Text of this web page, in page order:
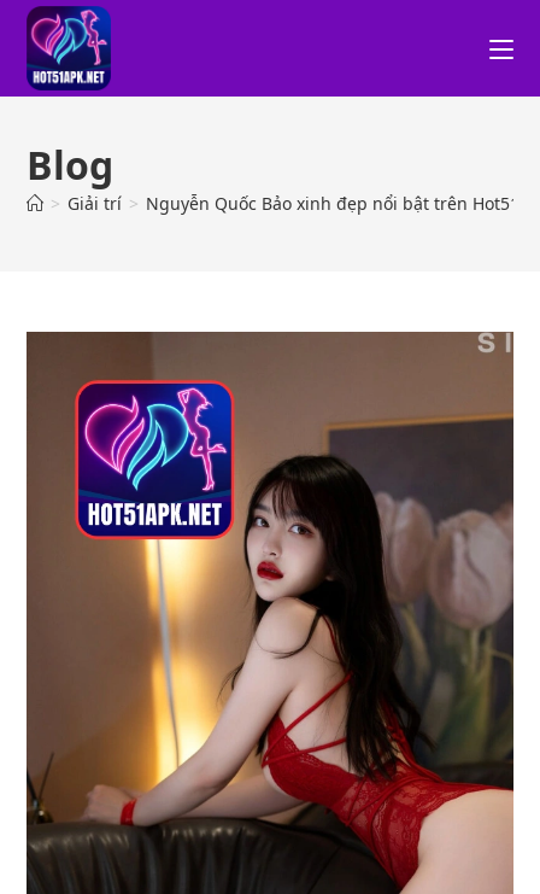
Blog
> Giải trí > Nguyễn Quốc Bảo xinh đẹp nổi bật trên Hot51